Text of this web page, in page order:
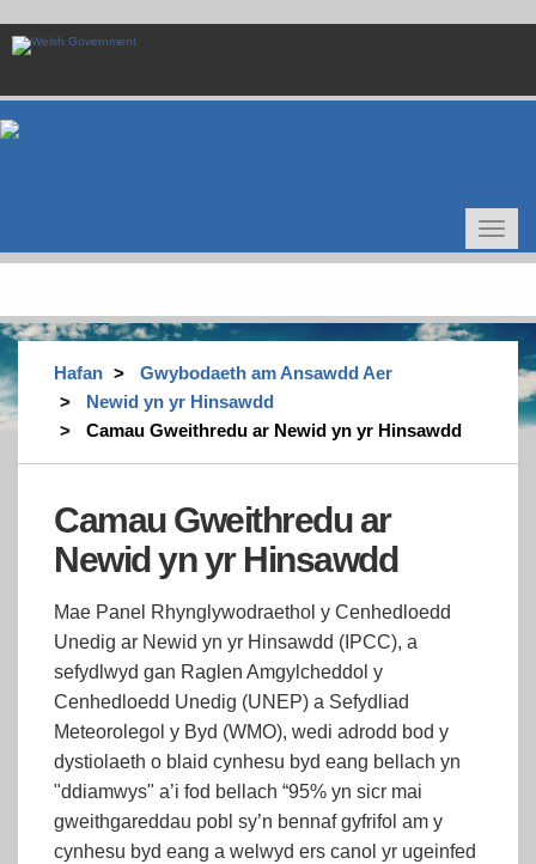
main
Toggle
Hafan
Gwybodaeth am Ansawdd Aer
Newid yn yr Hinsawdd
Camau Gweithredu ar Newid yn yr Hinsawdd
Camau Gweithredu ar
Newid yn yr Hinsawdd
Mae Panel Rhynglywodraethol y Cenhedloedd
Unedig ar Newid yn yr Hinsawdd (IPCC), a
sefydlwyd gan Raglen Amgylcheddol y
Cenhedloedd Unedig (UNEP) a Sefydliad
Meteorolegol y Byd (WMO), wedi adrodd bod y
dystiolaeth o blaid cynhesu byd eang bellach yn
"ddiamwys" a’i fod bellach “95% yn sicr mai
gweithgareddau pobl sy’n bennaf gyfrifol am y
cynhesu byd eang a welwyd ers canol yr ugeinfed